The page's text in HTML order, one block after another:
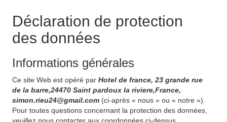
Déclaration de protection
des données
Informations générales
Ce site Web est opéré par Hotel de france, 23 grande rue
de la barre,24470 Saint pardoux la riviere,France,
simon.rieu24@gmail.com (ci-après « nous » ou « notre »).
Pour toutes questions concernant la protection des données,